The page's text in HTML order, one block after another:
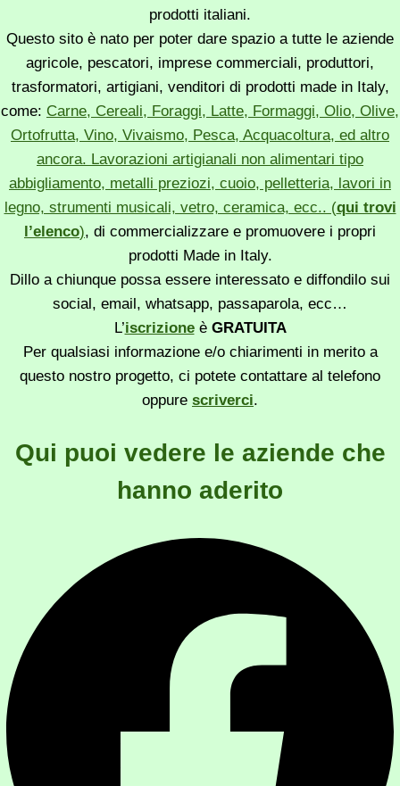
prodotti italiani.
Questo sito è nato per poter dare spazio a tutte le aziende
agricole, pescatori, imprese commerciali, produttori,
trasformatori, artigiani, venditori di prodotti made in Italy,
come: Carne, Cereali, Foraggi, Latte, Formaggi, Olio, Olive,
Ortofrutta, Vino, Vivaismo, Pesca, Acquacoltura, ed altro
ancora. Lavorazioni artigianali non alimentari tipo
abbigliamento, metalli preziozi, cuoio, pelletteria, lavori in
legno, strumenti musicali, vetro, ceramica, ecc.. (qui trovi
l’elenco), di commercializzare e promuovere i propri
prodotti Made in Italy.
Dillo a chiunque possa essere interessato e diffondilo sui
social, email, whatsapp, passaparola, ecc…
L’iscrizioneè GRATUITA
Per qualsiasi informazione e/o chiarimenti in merito a
questo nostro progetto, ci potete contattare al telefono
oppure scriverci.
Qui puoi vedere le aziende che
hanno aderito